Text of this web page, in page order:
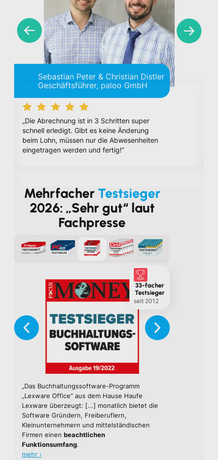
Sebastian Peter & Christian Distler
Geschäftsführer, paloo GmbH
„Die Abrechnung ist in 3 Schritten super
schnell erledigt. Gibt es keine Änderung
beim Lohn, müssen nur die Abwesenheiten
eingetragen werden und fertig!“
Mehrfacher Testsieger
2026: „Sehr gut“ laut
Fachpresse
33-facher
Testsieger
seit 2012
„Das Buchhaltungssoftware-Programm
„Lexware Office“ aus dem Hause Haufe
Lexware überzeugt: [...] monatlich bietet die
Software Gründern, Freiberuflern,
Kleinunternehmern und mittelständischen
Firmen einen beachtlichen
Funktionsumfang.
mehr ›